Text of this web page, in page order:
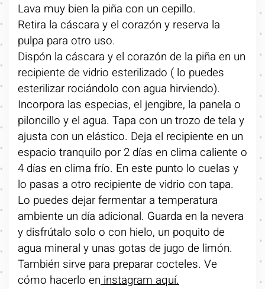
Lava muy bien la piña con un cepillo.
Retira la cáscara y el corazón y reserva la
pulpa para otro uso.
Dispón la cáscara y el corazón de la piña en un
recipiente de vidrio esterilizado ( lo puedes
esterilizar rociándolo con agua hirviendo).
Incorpora las especias, el jengibre, la panela o
piloncillo y el agua. Tapa con un trozo de tela y
ajusta con un elástico. Deja el recipiente en un
espacio tranquilo por 2 días en clima caliente o
4 días en clima frío. En este punto lo cuelas y
lo pasas a otro recipiente de vidrio con tapa.
Lo puedes dejar fermentar a temperatura
ambiente un día adicional. Guarda en la nevera
y disfrútalo solo o con hielo, un poquito de
agua mineral y unas gotas de jugo de limón.
También sirve para preparar cocteles. Ve
cómo hacerlo eninstagram aquí.